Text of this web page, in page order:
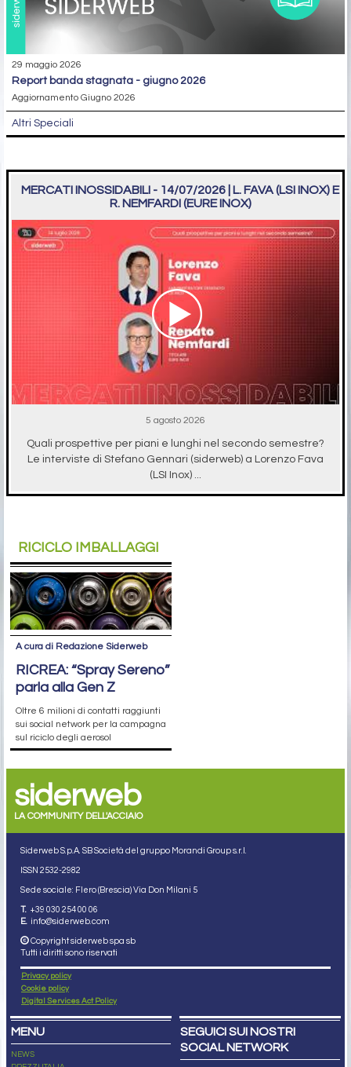
29 maggio 2026
report banda stagnata - giugno 2026
Aggiornamento Giugno 2026
Altri Speciali
MERCATI INOSSIDABILI - 14/07/2026 | L. FAVA (LSI INOX) E
R. NEMFARDI (EURE INOX)
5 agosto 2026
Quali prospettive per piani e lunghi nel secondo semestre?
Le interviste di Stefano Gennari (siderweb) a Lorenzo Fava
(LSI Inox) ...
RICICLO IMBALLAGGI
A cura di Redazione Siderweb
RICREA: “Spray Sereno”
parla alla Gen Z
Oltre 6 milioni di contatti raggiunti
sui social network per la campagna
sul riciclo degli aerosol
siderweb
LA COMMUNITY DELL'ACCIAIO
Siderweb S.p.A. SB Società del gruppo Morandi Group s.r.l.
ISSN 2532-2982
Sede sociale: Flero (Brescia) Via Don Milani 5
T. +39 030 254 00 06
E. info@siderweb.com
Copyright siderweb spa sb
Tutti i diritti sono riservati
Privacy policy
Cookie policy
Digital Services Act Policy
MENU
NEWS
SEGUICI SUI NOSTRI
SOCIAL NETWORK